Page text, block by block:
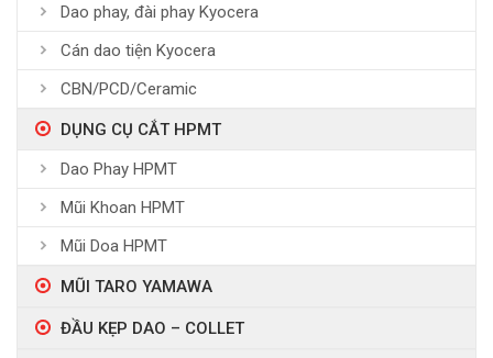
Dao phay, đài phay Kyocera
Cán dao tiện Kyocera
CBN/PCD/Ceramic
DỤNG CỤ CẮT HPMT
Dao Phay HPMT
Mũi Khoan HPMT
Mũi Doa HPMT
MŨI TARO YAMAWA
ĐẦU KẸP DAO – COLLET